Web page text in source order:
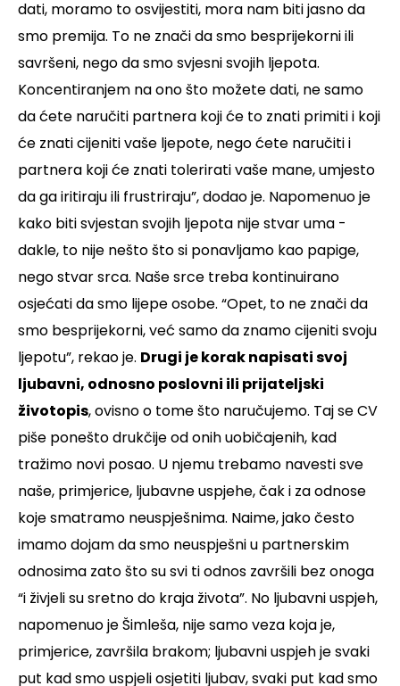
dati, moramo to osvijestiti, mora nam biti jasno da
smo premija. To ne znači da smo besprijekorni ili
savršeni, nego da smo svjesni svojih ljepota.
Koncentiranjem na ono što možete dati, ne samo
da ćete naručiti partnera koji će to znati primiti i koji
će znati cijeniti vaše ljepote, nego ćete naručiti i
partnera koji će znati tolerirati vaše mane, umjesto
da ga iritiraju ili frustriraju”, dodao je. Napomenuo je
kako biti svjestan svojih ljepota nije stvar uma -
dakle, to nije nešto što si ponavljamo kao papige,
nego stvar srca. Naše srce treba kontinuirano
osjećati da smo lijepe osobe. “Opet, to ne znači da
smo besprijekorni, već samo da znamo cijeniti svoju
ljepotu”, rekao je. Drugi je korak napisati svoj
ljubavni, odnosno poslovni ili prijateljski
životopis, ovisno o tome što naručujemo. Taj se CV
piše ponešto drukčije od onih uobičajenih, kad
tražimo novi posao. U njemu trebamo navesti sve
naše, primjerice, ljubavne uspjehe, čak i za odnose
koje smatramo neuspješnima. Naime, jako često
imamo dojam da smo neuspješni u partnerskim
odnosima zato što su svi ti odnos završili bez onoga
“i živjeli su sretno do kraja života”. No ljubavni uspjeh,
napomenuo je Šimleša, nije samo veza koja je,
primjerice, završila brakom; ljubavni uspjeh je svaki
put kad smo uspjeli osjetiti ljubav, svaki put kad smo